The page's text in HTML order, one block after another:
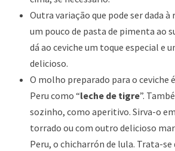
Outra variação que pode ser dada
um pouco de pasta de pimenta ao
dá ao ceviche um toque especial e
delicioso.
O molho preparado para o ceviche
Peru como “leche de tigre”.
sozinho, como aperitivo. Sirva-o
torrado ou com outro delicioso
Peru, o chicharrón de lula. Trata-